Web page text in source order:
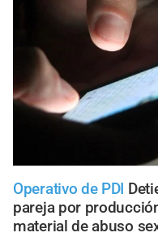
Operativo de PDI
pareja por
material de abuso